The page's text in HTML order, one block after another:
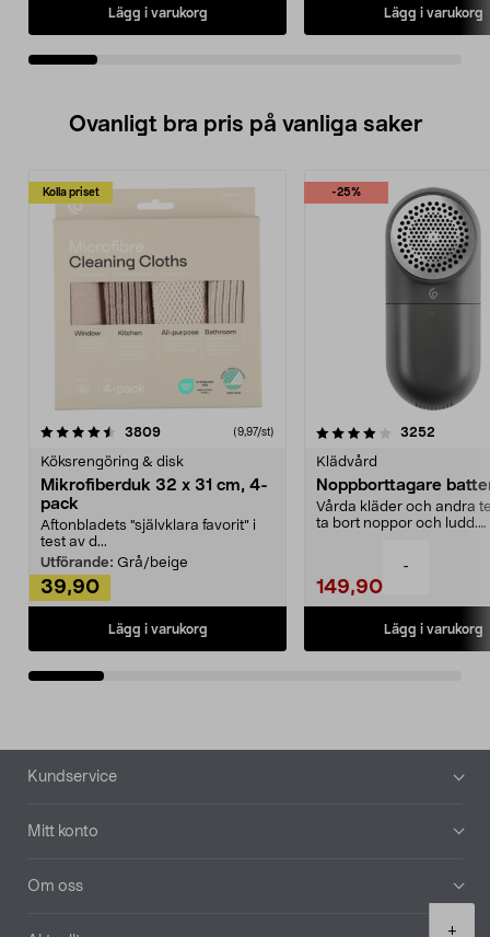
-
+
Lägg i varukorg Lägg i varukorg
Ovanligt bra pris på vanliga saker
Kolla priset
3809recensioner (9,97/st)
Köksrengöring & disk
Mikrofiberduk 32 x 31 cm, 4-
pack
Aftonbladets "självklara favorit” i
test av d...
Utförande: Grå/beige
39,90
Lägg i varukorg
-25%
4.0av 5 stjärnor 3252
Klädvård
Noppborttagare
Vårda kläder och andra
ta bort noppor och ludd.
149,90
Lägg i varukorg
4.5av 5 stjärnor
Sidfot
Kundservice
Mitt konto
Om oss